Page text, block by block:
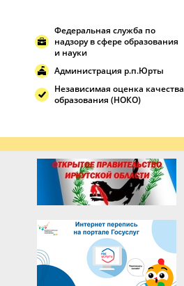
Федеральная служба по
надзору в сфере образования
и науки
Администрация р.п.Юрты
Независимая оценка качества
образования (НОКО)